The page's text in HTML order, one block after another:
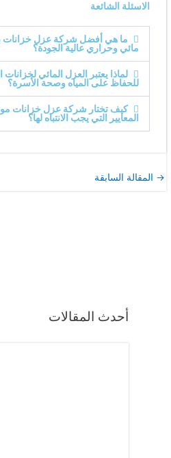
أحدث المقالات
الاسئلة الشائعة
ما هي أفضل شركة عزل خزانات
مائي وحراري عالية الجودة؟
لماذا يعتبر العزل المائي
للحفاظ على المياه وصحة الأسرة؟
كيف تختار شركة عزل خزانات
المعايير التي يجب الانتباه لها؟
→ المقالة السابقة